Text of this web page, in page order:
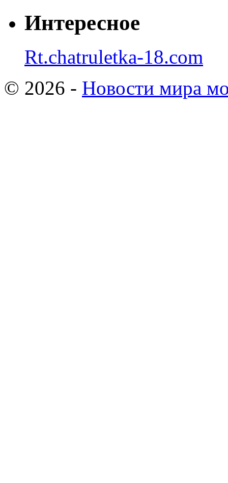
Интересное
Rt.chatruletka-18.com
© 2026 - Новости мира